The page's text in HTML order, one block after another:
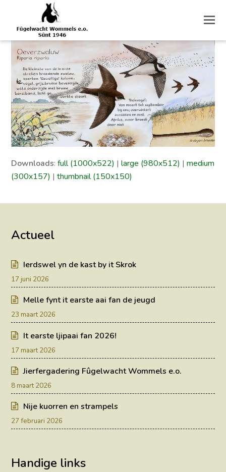
Downloads:full (1000x522) |large (980x512) |medium
(300x157) |thumbnail (150x150)
Actueel
Ierdswel yn de kast by it Skrok
17 juni 2026
Melle fynt it earste aai fan de jeugd
23 maart 2026
It earste ljipaai fan 2026!
17 maart 2026
Jierfergadering Fûgelwacht Wommels e.o.
8 maart 2026
Nije kuorren en strampels
27 februari 2026
Handige links